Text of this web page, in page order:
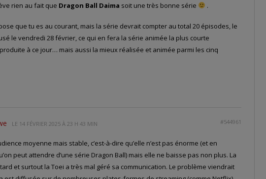
rien au fait que Dragon Ball Daima soit une très bonne série .
que tu es au courant, mais la série devrait compter au total 20 épisodes, le
le vendredi 28 février, ce qui en fera la série animée la plus courte
produite à ce jour… mais aussi la mieux réalisée et animée parmi les cinq
LE 14 FÉVRIER 2025 À 23 H 43 MIN #544961
moyenne mais stable, c’est-à-dire qu’elle n’est pas énorme (et en
peut attendre d’une série Dragon Ball) mais elle ne baisse pas non plus. La
et surtout la Toei a très mal géré sa communication. Le problème viendrait